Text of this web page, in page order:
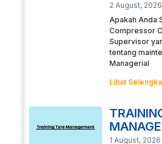
2 August, 2026
Apakah Anda
Compressor
Supervisor
tentang
Managerial
Lihat
1 August, 2026